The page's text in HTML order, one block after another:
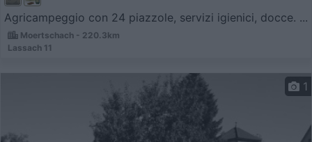
Agricampeggio con 24 piazzole, servizi igienici, docce. ...
Moertschach - 220.3km
Lassach 11
1